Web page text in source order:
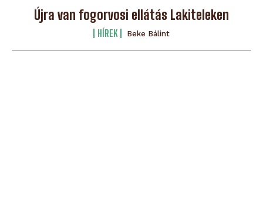
Újra van fogorvosi ellátás Lakiteleken
HÍREK Beke Bálint